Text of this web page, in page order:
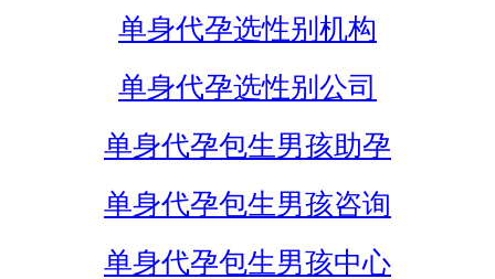
单身代孕选性别机构
单身代孕选性别公司
单身代孕包生男孩助孕
单身代孕包生男孩咨询
单身代孕包生男孩中心